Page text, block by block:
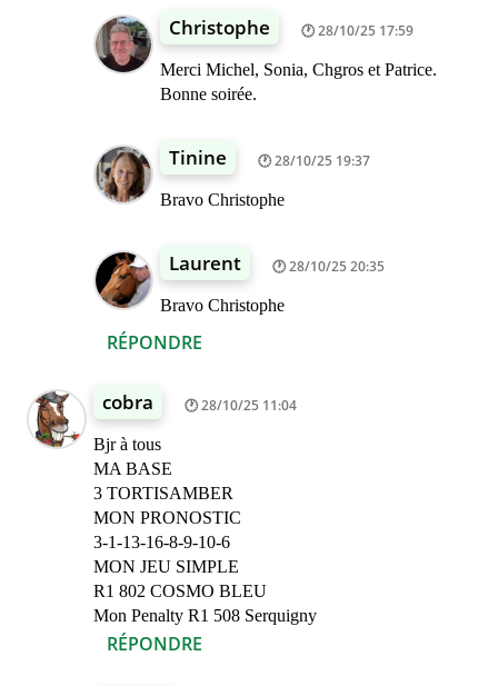
RÉPONDRE
Christophe 28/10/25 17:59
Merci Michel, Sonia, Chgros et Patrice.
Bonne soirée.
Tinine 28/10/25 19:37
Bravo Christophe
Laurent 28/10/25 20:35
Bravo Christophe
cobra 28/10/25 11:04
Bjr à tous
MA BASE
3 TORTISAMBER
MON PRONOSTIC
3-1-13-16-8-9-10-6
MON JEU SIMPLE
R1 802 COSMO BLEU
Mon Penalty R1 508 Serquigny
RÉPONDRE